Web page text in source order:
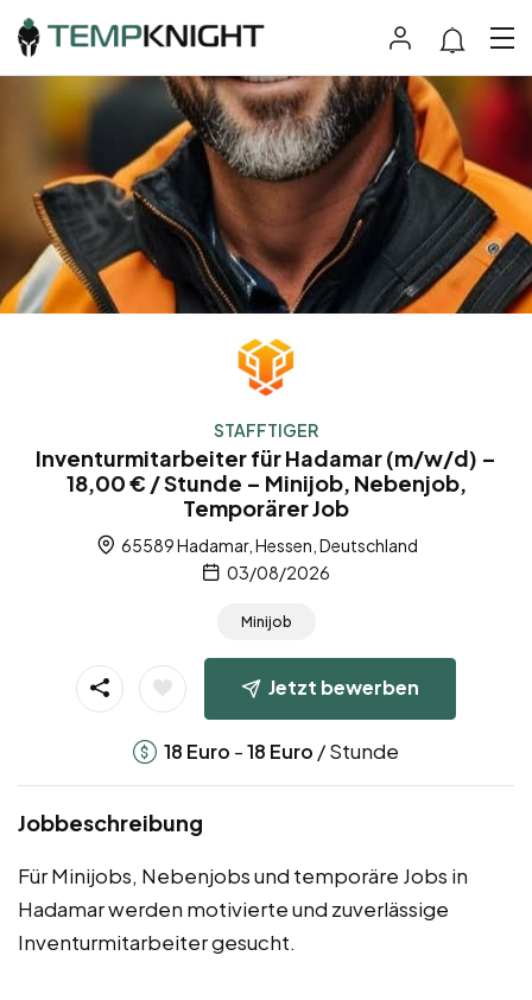
STAFFTIGER
Inventurmitarbeiter für Hadamar (m/w/d) –
18,00 € / Stunde – Minijob, Nebenjob,
Temporärer Job
65589 Hadamar, Hessen, Deutschland
03/08/2026
Minijob
Jetzt bewerben
18 Euro -18 Euro / Stunde
Jobbeschreibung
Für Minijobs, Nebenjobs und temporäre Jobs in
Hadamar werden motivierte und zuverlässige
Inventurmitarbeiter gesucht.